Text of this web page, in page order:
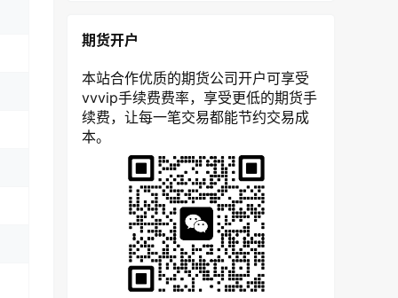
期货开户
本站合作优质的期货公司开户可享受
vvvip手续费费率，享受更低的期货手
续费，让每一笔交易都能节约交易成
本。